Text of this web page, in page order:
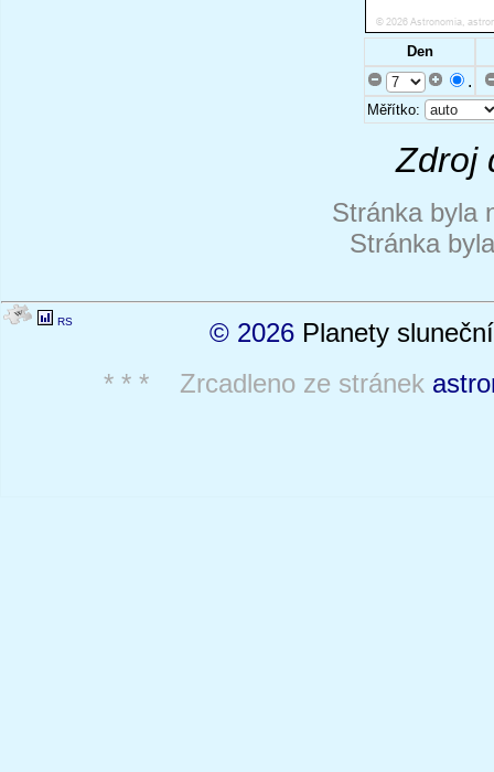
Den
.
Měřítko:
Zdroj
Stránka byla
Stránka
RS © 2026 Planety
* * * Zrcadleno ze stránek